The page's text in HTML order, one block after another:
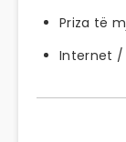
Priza të
Internet /